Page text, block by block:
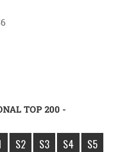
TOP 200 -
S2 S3 S4 S5